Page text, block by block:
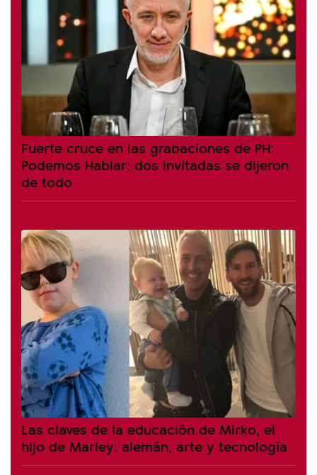
Fuerte cruce en las grabaciones de PH:
Podemos Hablar: dos invitadas se dijeron
de todo
Las claves de la educación de Mirko, el
hijo de Marley: alemán, arte y tecnología